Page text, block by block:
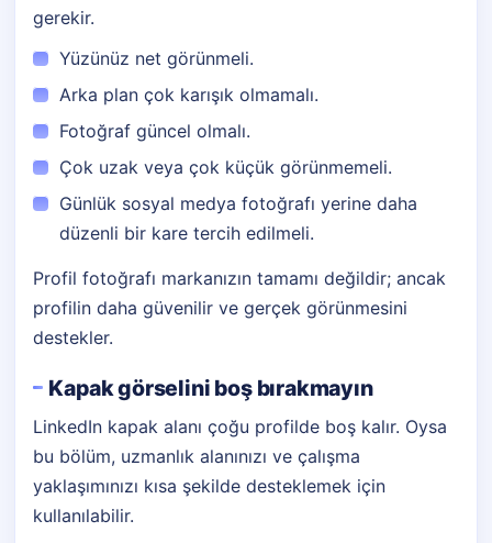
gerekir.
Yüzünüz net görünmeli.
Arka plan çok karışık olmamalı.
Fotoğraf güncel olmalı.
Çok uzak veya çok küçük görünmemeli.
Günlük sosyal medya fotoğrafı yerine daha
düzenli bir kare tercih edilmeli.
Profil fotoğrafı markanızın tamamı değildir; ancak
profilin daha güvenilir ve gerçek görünmesini
destekler.
Kapak görselini boş bırakmayın
LinkedIn kapak alanı çoğu profilde boş kalır. Oysa
bu bölüm, uzmanlık alanınızı ve çalışma
yaklaşımınızı kısa şekilde desteklemek için
kullanılabilir.